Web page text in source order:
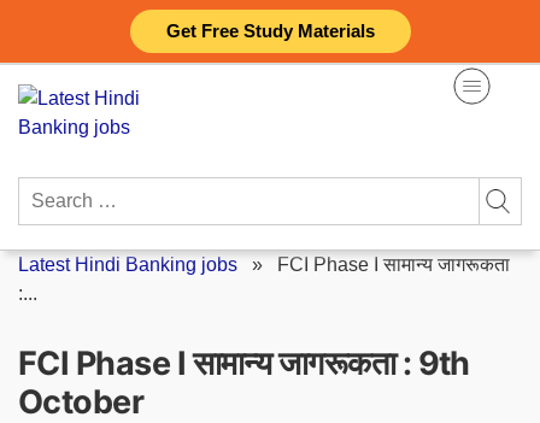
Get Free Study Materials
content
Search
Latest Hindi Banking jobs » FCI Phase I सामान्य जागरूकता
:...
FCI Phase I सामान्य जागरूकता : 9th
October